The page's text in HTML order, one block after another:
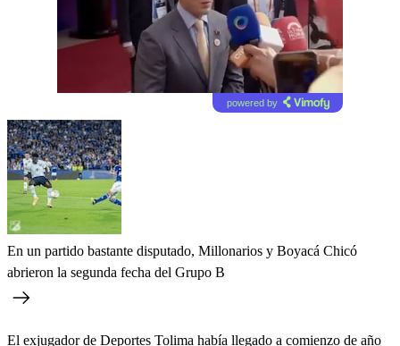
powered by
En un partido bastante disputado, Millonarios y Boyacá Chicó
abrieron la segunda fecha del Grupo B
El exjugador de Deportes Tolima había llegado a comienzo de año